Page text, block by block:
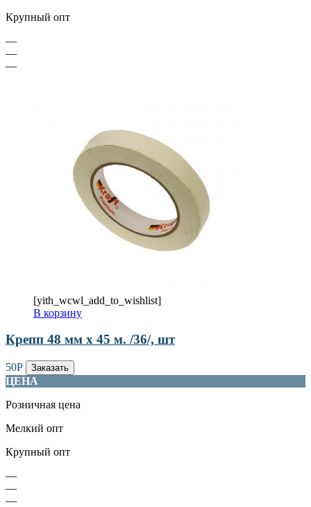
Крупный опт
—
—
—
[yith_wcwl_add_to_wishlist]
В корзину
Крепп 48 мм х 45 м. /36/, шт
50Р Заказать
ЦЕНА
Розничная цена
Мелкий опт
Крупный опт
—
—
—